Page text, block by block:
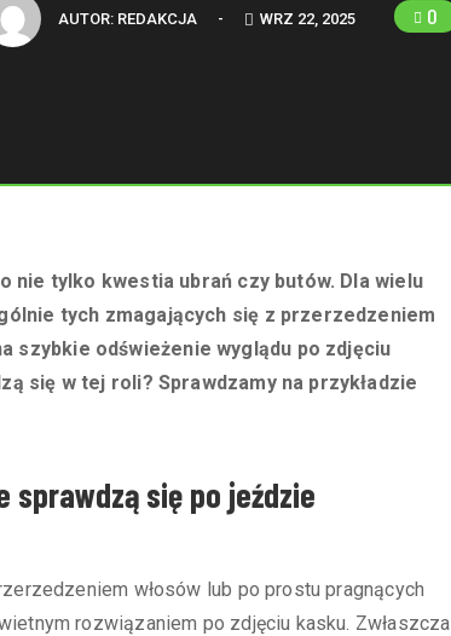
AUTOR: REDAKCJA - WRZ 22, 2025 0
nie tylko kwestia ubrań czy butów. Dla wielu
tych zmagających się z przerzedzeniem
szybkie odświeżenie wyglądu po zdjęciu
się w tej roli? Sprawdzamy na przykładzie
się po jeździe
włosów lub po prostu pragnących
rozwiązaniem po zdjęciu kasku. Zwłaszcza